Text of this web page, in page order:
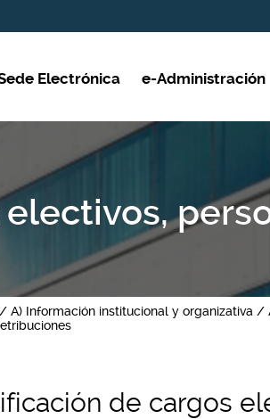
Electrónica e-Administración
A) Información institucional y organizativa
de cargos